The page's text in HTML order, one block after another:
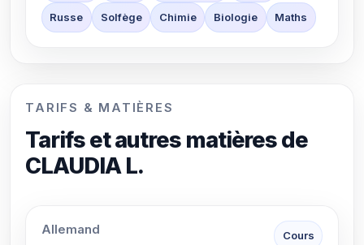
Russe Solfège Chimie Biologie Maths
TARIFS & MATIÈRES
Tarifs et autres matières de
CLAUDIA L.
Allemand Cours